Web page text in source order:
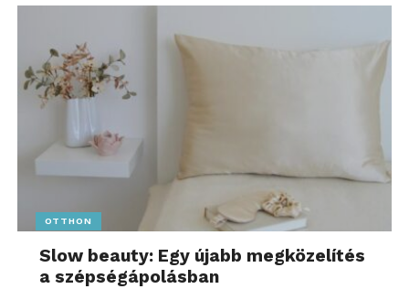
OTTHON
Slow beauty: Egy újabb megközelítés
a szépségápolásban